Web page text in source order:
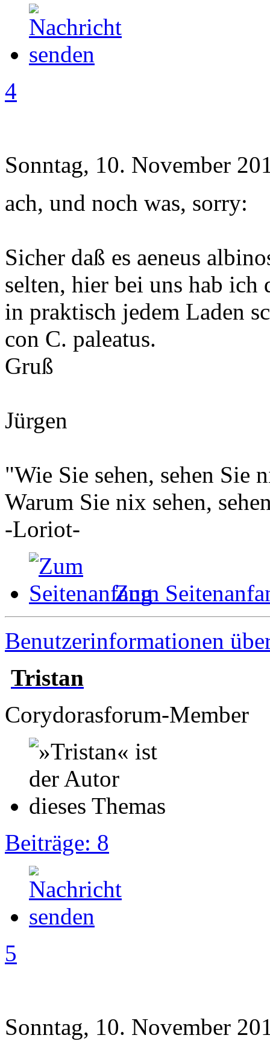
4
Sonntag, 10. November
ach, und noch was, sorry:
Sicher daß es aeneus
selten, hier bei uns hab ich
in praktisch jedem Laden
con C. paleatus.
Gruß
Jürgen
"Wie Sie sehen, sehen Sie
Warum Sie nix sehen,
-Loriot-
Zum
Benutzerinformationen
Tristan
Corydorasforum-Member
Beiträge: 8
5
Sonntag, 10. November